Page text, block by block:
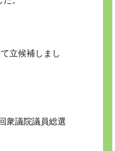
立候補しまし
衆議院議員総選